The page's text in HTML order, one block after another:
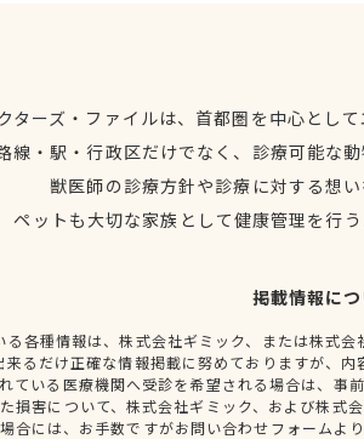
ターズ・ファイルは、首都圏を中心とし
線・駅・行政区だけでなく、診療可能な
獣医師の診療方針や診療に対する想
ペットも大切な家族として健康管理を行
掲載情報に
る各種情報は、株式会社ギミック、または株式
来るだけ正確な情報掲載に努めておりますが、
ている医療機関へ受診を希望される場合は、事
損害について、株式会社ギミック、および株
合には、お手数ですがお問い合わせフォームよ